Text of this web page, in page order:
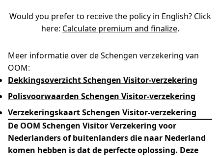
Would you prefer to receive the policy in English? Click
here: Calculate premium and finalize.
Meer informatie over de Schengen verzekering van
OOM:
Dekkingsoverzicht Schengen Visitor-verzekering
Polisvoorwaarden Schengen Visitor-verzekering
Verzekeringskaart Schengen Visitor-verzekering
De OOM Schengen Visitor Verzekering voor
Nederlanders of buitenlanders die naar Nederland
komen hebben is dat de perfecte oplossing. Deze